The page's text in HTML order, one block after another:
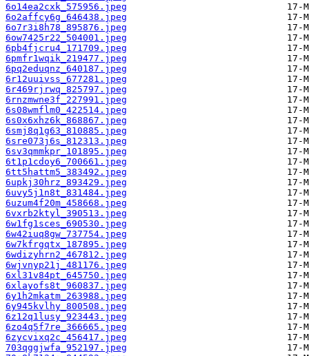
6o14ea2cxk_575956.jpeg
6o2affcy6g_646438.jpeg
6o7r3i8h78_895876.jpeg
6ow7425r22_504001.jpeg
6pb4fjcru4_171709.jpeg
6pmfr1wqik_219477.jpeg
6pq2eduqnz_640187.jpeg
6r12uuivss_677281.jpeg
6r469rjrwq_825797.jpeg
6rnzmwne3f_227991.jpeg
6s08wmflm0_422514.jpeg
6s0x6xhz6k_868867.jpeg
6smj8q1g63_810885.jpeg
6sre073j6s_812313.jpeg
6sv3qmmkpr_101895.jpeg
6t1p1cdoy6_700661.jpeg
6tt5hattm5_383492.jpeg
6upkj30hrz_893429.jpeg
6uvy5j1n8t_831484.jpeg
6uzum4f20m_458668.jpeg
6vxrb2ktyl_390513.jpeg
6w1fg1sces_690530.jpeg
6w42iuq8gw_737754.jpeg
6w7kfrgqtx_187895.jpeg
6wdizyhrn2_467812.jpeg
6wjvnyp21j_481176.jpeg
6xl31v84pt_645750.jpeg
6xlayofs8t_960837.jpeg
6y1h2mkatm_263988.jpeg
6y945kvlhy_800508.jpeg
6z12q1lusy_923443.jpeg
6zo4q5f7re_366665.jpeg
6zycvixq2c_456417.jpeg
703qggjwfa_952197.jpeg